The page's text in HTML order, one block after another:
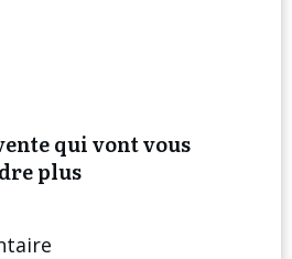
qui vont vous
plus